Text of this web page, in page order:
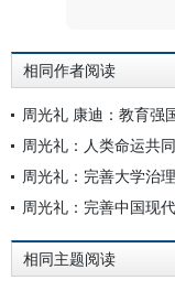
相同作者阅读
周光礼 康迪：教育强
周光礼：人类命运共
周光礼：完善大学治
周光礼：完善中国现
相同主题阅读